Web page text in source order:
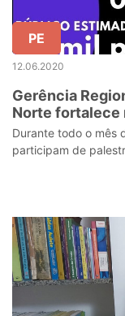
PE
12.06.2020
Gerência
Norte fortalece
por web
Durante todo o mês
participam de